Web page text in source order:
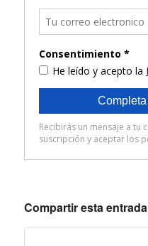
Compartir esta entrada